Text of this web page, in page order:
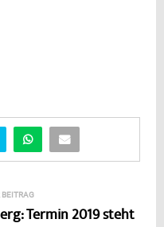
BEITRAG
Termin 2019 steht